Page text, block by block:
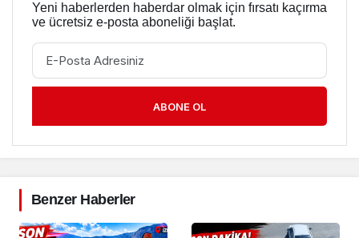
Yeni haberlerden haberdar olmak için fırsatı kaçırma
ve ücretsiz e-posta aboneliği başlat.
ABONE OL
Benzer Haberler